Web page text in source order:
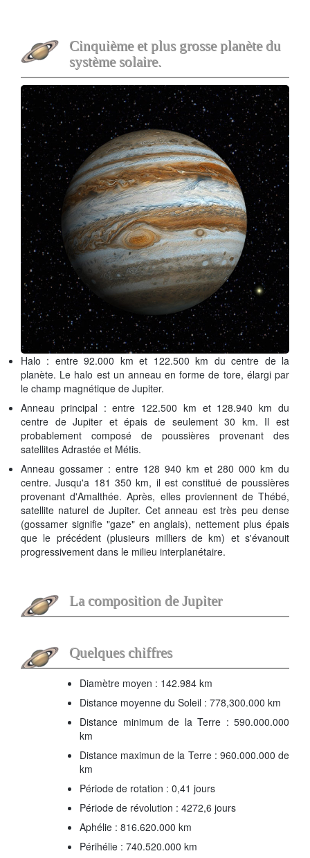
Cinquième et plus grosse planète du
système solaire.
Halo : entre 92.000 km et 122.500 km du centre de la
planète. Le halo est un anneau en forme de tore, élargi par
le champ magnétique de Jupiter.
Anneau principal : entre 122.500 km et 128.940 km du
centre de Jupiter et épais de seulement 30 km. Il est
probablement composé de poussières provenant des
satellites Adrastée et Métis.
Anneau gossamer : entre 128 940 km et 280 000 km du
centre. Jusqu'a 181 350 km, il est constitué de poussières
provenant d'Amalthée. Après, elles proviennent deThébé,
satellite naturel deJupiter. Cet anneau est très peu dense
(gossamer signifie "gaze" en anglais), nettement plus épais
que le précédent (plusieurs milliers de km) et s'évanouit
progressivement dans le milieu interplanétaire.
La composition de Jupiter
Quelques chiffres
Diamètre moyen : 142.984 km
Distance moyenne du Soleil : 778,300.000 km
Distance minimum de la Terre : 590.000.000
km
Distance maximun de la Terre : 960.000.000 de
km
Période de rotation : 0,41 jours
Période de révolution : 4272,6 jours
Aphélie : 816.620.000 km
Périhélie : 740.520.000 km